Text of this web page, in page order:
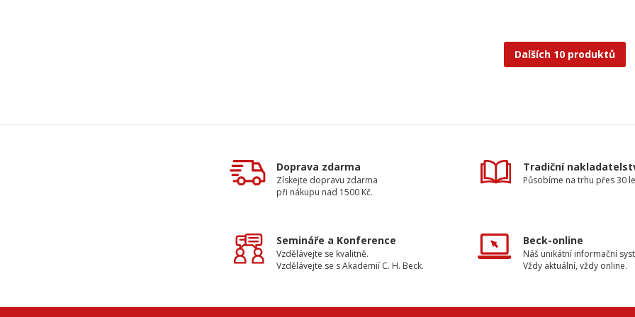
Dalších 10 produktů
Doprava zdarma
Získejte dopravu zdarma
při nákupu nad 1500 Kč.
Tradiční
Působíme na trhu přes 30
Semináře a Konference
Vzdělávejte se kvalitně.
Vzdělávejte se s Akademií C. H. Beck.
Beck-online
Náš unikátní informační
Vždy aktuální, vždy online.